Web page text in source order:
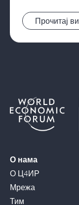
Pročitaj vest
О нама
О Ц4ИР
Мрежа
Тим